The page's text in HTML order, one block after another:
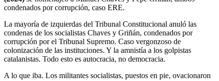
condenados por corrupción, caso ERE.
La mayoría de izquierdas del Tribunal Constitucional anuló las
condenas de los socialistas Chaves y Griñán, condenados por
corrupción por el Tribunal Supremo. Caso vergonzoso de
colonización de las instituciones. Y la amnistía a los golpistas
catalanistas. Todo esto es autocracia, no democracia.
A lo que iba. Los militantes socialistas, puestos en pie, ovacionaron